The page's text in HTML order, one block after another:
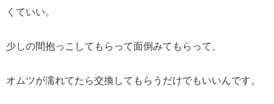
くていい。
少しの間抱っこしてもらって面倒みてもらって、
オムツが濡れてたら交換してもらうだけでもいいんです。